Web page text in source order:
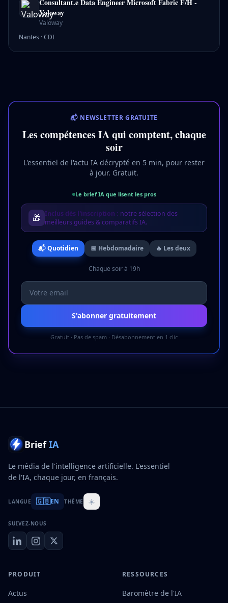
Consultant.e Data Engineer Microsoft Fabric F/H -
Valoway
Valoway
Nantes ·CDI
📬 NEWSLETTER GRATUITE
Les compétences IA qui comptent, chaque
soir
L'essentiel de l'actu IA décrypté en 5 min, pour rester
à jour. Gratuit.
Le brief IA que lisent les pros
🎁 Inclus dès l'inscription : notre sélection des
meilleurs guides & comparatifs IA.
📬 Quotidien 📅 Hebdomadaire 🔥 Les deux
Chaque soir à 19h
S'abonner gratuitement
Gratuit · Pas de spam · Désabonnement en 1 clic
Brief IA
Le média de l'intelligence artificielle. L'essentiel
de l'IA, chaque jour, en français.
LANGUE 🇬🇧EN THÈME ☀️
SUIVEZ-NOUS
PRODUIT
Actus
RESSOURCES
Baromètre de l'IA